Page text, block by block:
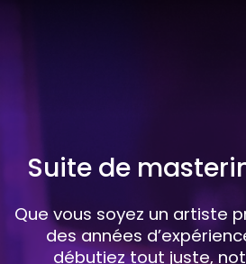
Suite de
Que vous soyez un artiste
des années
débutiez tout juste,